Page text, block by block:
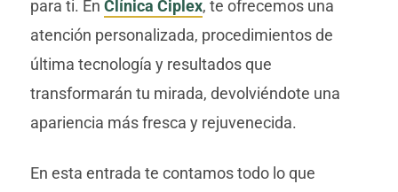
para ti. En Clínica Ciplex, te ofrecemos una
atención personalizada, procedimientos de
última tecnología y resultados que
transformarán tu mirada, devolviéndote una
apariencia más fresca y rejuvenecida.
En esta entrada te contamos todo lo que